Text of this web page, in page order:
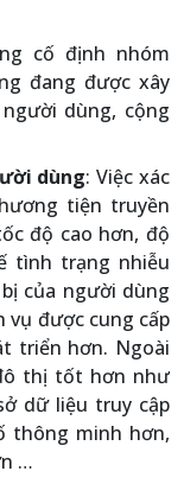
cố định nhóm
đang được xây
dùng, cộng
dùng: Việc xác
tiện truyền
độ cao hơn, độ
tình trạng nhiễu
của người dùng
vụ được cung cấp
triển hơn. Ngoài
thị tốt hơn như
dữ liệu truy cập
thông minh hơn,
…